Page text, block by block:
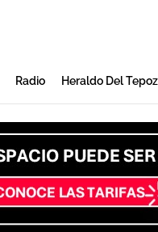
Radio Heraldo Del